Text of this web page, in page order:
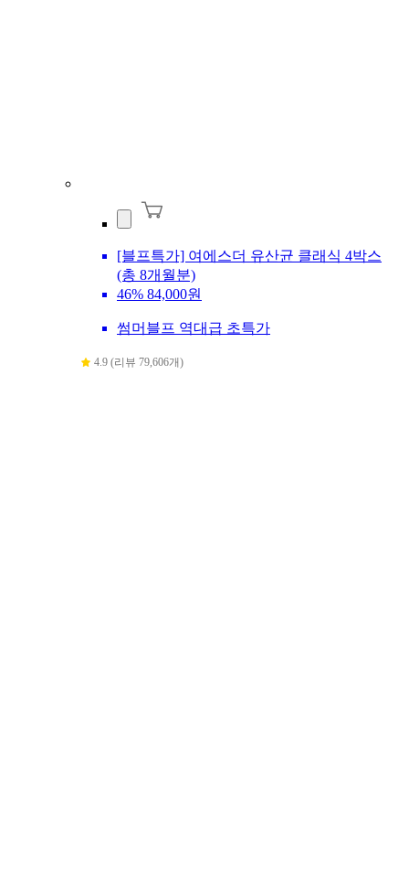
[블프특가] 여에스더 유산균 클래식 4박스
(총 8개월분)
46% 84,000원
썸머블프 역대급 초특가
4.9 (리뷰 79,606개)